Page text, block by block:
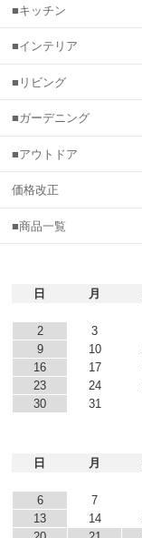
■キッチン
■インテリア
■リビング
■ガーデニング
■アウトドア
価格改正
■商品一覧
日
月
2
3
9
10
16
17
23
24
30
31
日
月
6
7
13
14